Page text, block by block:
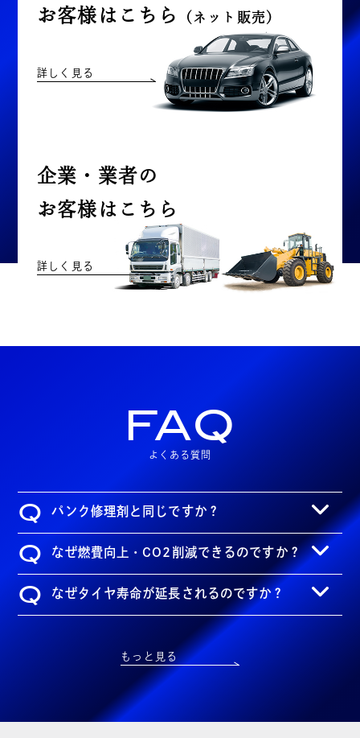
お客様はこちら
（ネット販売）
詳しく見る
企業・業者の
お客様はこちら
詳しく見る
FAQ
よくある質問
Q パンク修理剤と同じですか？
Q なぜ燃費向上・CO2削減できるのですか？
Q なぜタイヤ寿命が延長されるのですか？
もっと見る